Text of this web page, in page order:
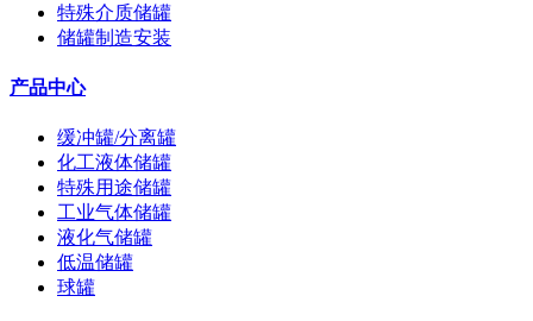
特殊介质储罐
储罐制造安装
产品中心
缓冲罐/分离罐
化工液体储罐
特殊用途储罐
工业气体储罐
液化气储罐
低温储罐
球罐